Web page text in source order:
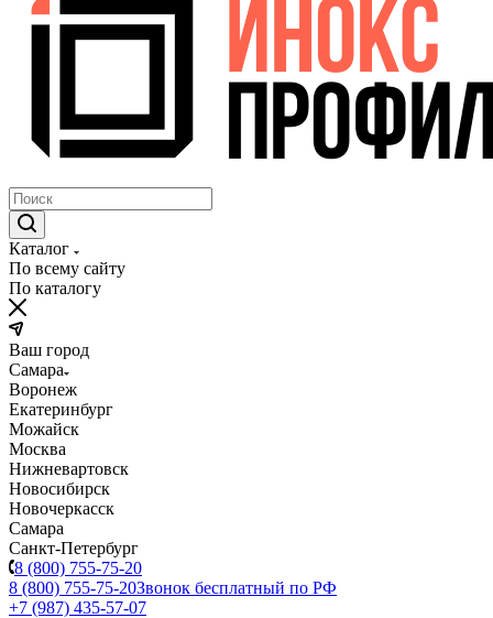
Каталог
По всему сайту
По каталогу
Ваш город
Самара
Воронеж
Екатеринбург
Можайск
Москва
Нижневартовск
Новосибирск
Новочеркасск
Самара
Санкт-Петербург
8 (800) 755-75-20
8 (800) 755-75-20Звонок бесплатный по РФ
+7 (987) 435-57-07